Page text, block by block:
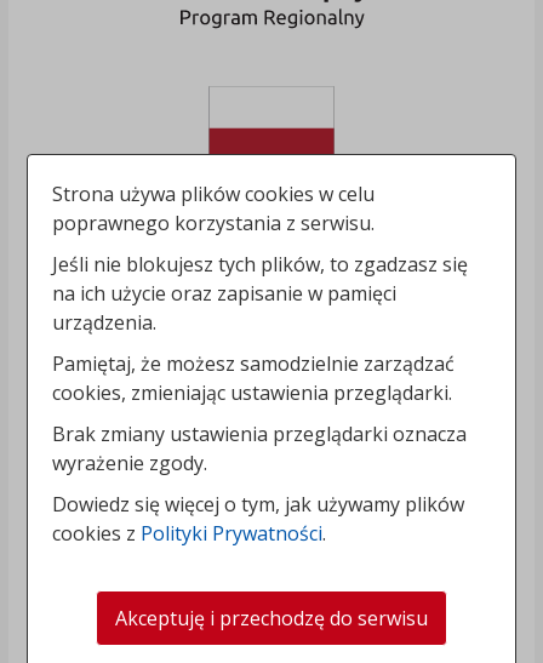
Strona używa plików cookies w celu
poprawnego korzystania z serwisu.
Jeśli nie blokujesz tych plików, to zgadzasz się
na ich użycie oraz zapisanie w pamięci
urządzenia.
Pamiętaj, że możesz samodzielnie zarządzać
cookies, zmieniając ustawienia przeglądarki.
Brak zmiany ustawienia przeglądarki oznacza
wyrażenie zgody.
Dowiedz się więcej o tym, jak używamy plików
cookies z Polityki Prywatności.
Akceptuję i przechodzę do serwisu